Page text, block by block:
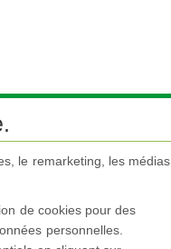
le remarketing, les médias
de cookies pour des
personnelles.